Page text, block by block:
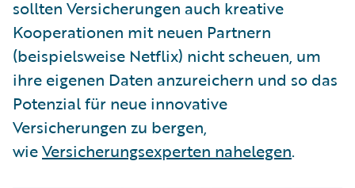
sollten Versicherungen auch kreative
Kooperationen mit neuen Partnern
(beispielsweise Netflix) nicht scheuen, um
ihre eigenen Daten anzureichern und so das
Potenzial für neue innovative
Versicherungen zu bergen,
wieVersicherungsexperten nahelegen.